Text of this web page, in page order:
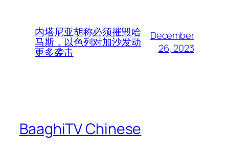
内塔尼亚胡称必须摧毁哈
马斯，以色列对加沙发动
更多袭击
December
26, 2023
BaaghiTV Chinese